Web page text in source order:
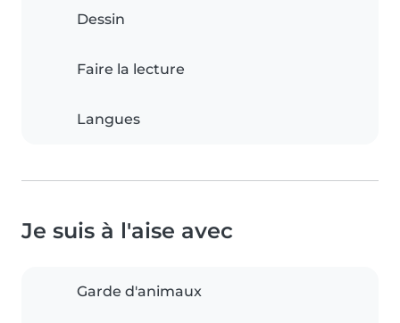
Dessin
Faire la lecture
Langues
Je suis à l'aise avec
Garde d'animaux